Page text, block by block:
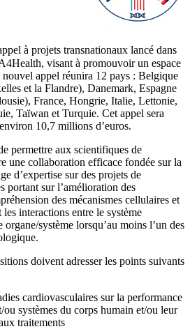
à projets transnationaux lancé dans
visant à promouvoir un espace
nouvel appel réunira 12 pays : Belgique
et la Flandre), Danemark, Espagne
France, Hongrie, Italie, Lettonie,
Taïwan et Turquie. Cet appel sera
10,7 millions d’euros.
permettre aux scientifiques de
une collaboration efficace fondée sur la
d’expertise sur des projets de
portant sur l’amélioration des
des mécanismes cellulaires et
interactions entre le système
système lorsqu’au moins l’un des
doivent adresser les points suivants
cardiovasculaires sur la performance
ou systèmes du corps humain et/ou leur
traitements